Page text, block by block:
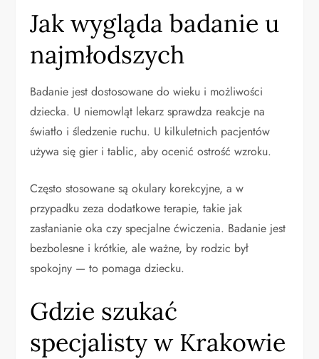
Jak wygląda badanie u
najmłodszych
Badanie jest dostosowane do wieku i możliwości
dziecka. U niemowląt lekarz sprawdza reakcje na
światło i śledzenie ruchu. U kilkuletnich pacjentów
używa się gier i tablic, aby ocenić ostrość wzroku.
Często stosowane są okulary korekcyjne, a w
przypadku zeza dodatkowe terapie, takie jak
zasłanianie oka czy specjalne ćwiczenia. Badanie jest
bezbolesne i krótkie, ale ważne, by rodzic był
spokojny — to pomaga dziecku.
Gdzie szukać
specjalisty w Krakowie